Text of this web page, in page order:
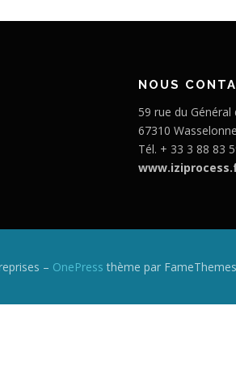
NOUS
59 rue du Général
67310 Wasselonne
Tél. + 33 3 88 83
– OnePress thème par